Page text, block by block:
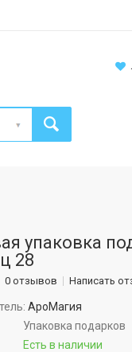
упаковка
28
0 отзывов Написать
АроМагия
Упаковка подарков
Есть в наличии